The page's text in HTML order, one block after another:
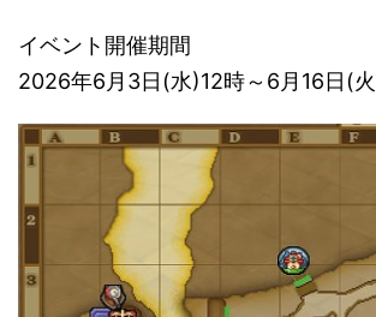
イベント開催期間
2026年6月3日(水)12時～6月16日(